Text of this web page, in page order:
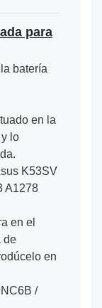
para
batería
en la
lo
K53SV
A1278
en el
de
en
/